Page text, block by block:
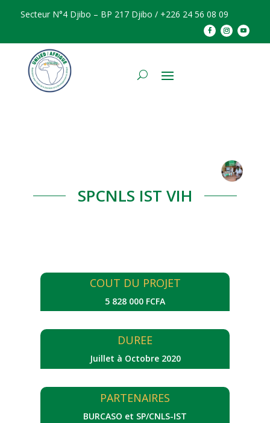
Secteur N°4 Djibo – BP 217 Djibo / +226 24 56 08 09
SPCNLS IST VIH
COUT DU PROJET
5 828 000 FCFA
DUREE
Juillet à Octobre 2020
PARTENAIRES
BURCASO et SP/CNLS-IST